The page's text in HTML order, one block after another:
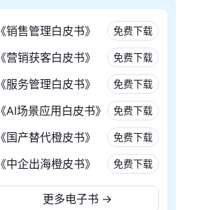
《销售管理白皮书》 免费下载
《营销获客白皮书》 免费下载
《服务管理白皮书》 免费下载
《AI场景应用白皮书》 免费下载
《国产替代橙皮书》 免费下载
《中企出海橙皮书》 免费下载
更多电子书 →